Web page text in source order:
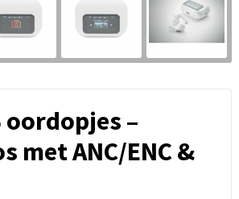
oordopjes –
met ANC/ENC &